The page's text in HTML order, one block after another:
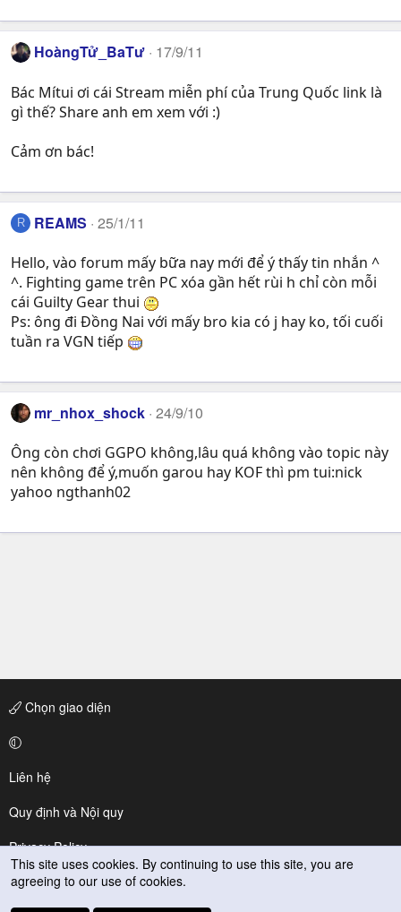
HoàngTử_BaTư 17/9/11
Bác Mítui ơi cái Stream miễn phí của Trung Quốc link là
gì thế? Share anh em xem với :)
Cảm ơn bác!
R REAMS 25/1/11
Hello, vào forum mấy bữa nay mới để ý thấy tin nhắn ^
^. Fighting game trên PC xóa gần hết rùi h chỉ còn mỗi
cái Guilty Gear thui
Ps: ông đi Đồng Nai với mấy bro kia có j hay ko, tối cuối
tuần ra VGN tiếp
mr_nhox_shock 24/9/10
Ông còn chơi GGPO không,lâu quá không vào topic này
nên không để ý,muốn garou hay KOF thì pm tui:nick
yahoo ngthanh02
Chọn giao diện
Liên hệ
Quy định và Nội quy
Privacy Policy
Trợ giúp
This site uses cookies. By continuing to use this site, you are
agreeing to our use of cookies.